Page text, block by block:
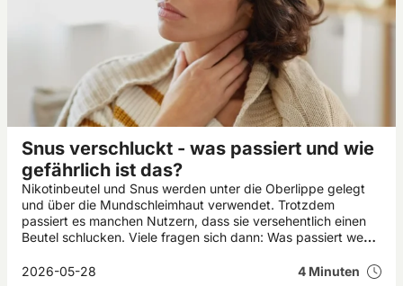
Snus verschluckt - was passiert und wie
gefährlich ist das?
Nikotinbeutel und Snus werden unter die Oberlippe gelegt
und über die Mundschleimhaut verwendet. Trotzdem
passiert es manchen Nutzern, dass sie versehentlich einen
Beutel schlucken. Viele fragen sich dann: Was passiert wenn
verschluckter Snus bei Erwachsenen nur vorübergehende
2026-05-28 4 Minuten